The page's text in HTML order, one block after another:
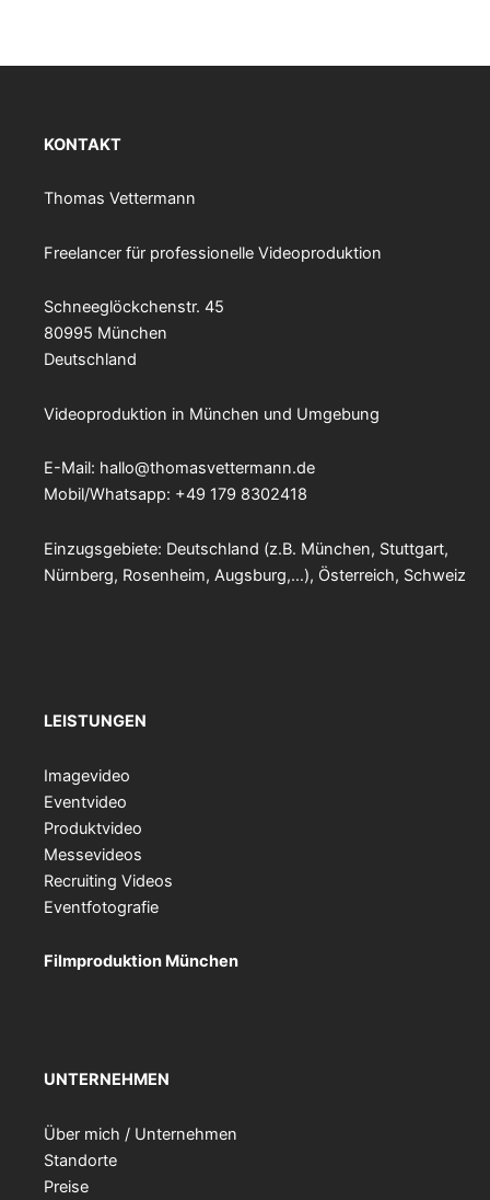
KONTAKT
Thomas Vettermann
Freelancer für professionelle Videoproduktion
Schneeglöckchenstr. 45
80995 München
Deutschland
Videoproduktion in München und Umgebung
E-Mail: hallo@thomasvettermann.de
Mobil/Whatsapp: +49 179 8302418
Einzugsgebiete: Deutschland (z.B. München, Stuttgart,
Nürnberg, Rosenheim, Augsburg,…), Österreich, Schweiz
LEISTUNGEN
Imagevideo
Eventvideo
Produktvideo
Messevideos
Recruiting Videos
Eventfotografie
Filmproduktion München
UNTERNEHMEN
Über mich / Unternehmen
Standorte
Preise